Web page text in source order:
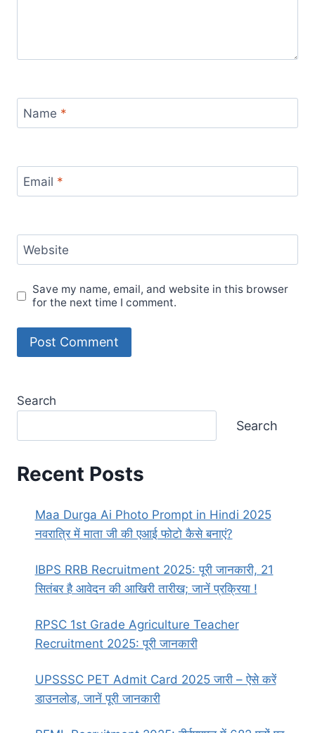
Name *
Email *
Website
Save my name, email, and website in this browser
for the next time I comment.
Search
Search
Recent Posts
Maa Durga Ai Photo Prompt in Hindi 2025
नवरात्रि में माता जी की एआई फोटो कैसे बनाएं?
IBPS RRB Recruitment 2025: पूरी जानकारी, 21
सितंबर है आवेदन की आखिरी तारीख; जानें प्रक्रिया !
RPSC 1st Grade Agriculture Teacher
Recruitment 2025: पूरी जानकारी
UPSSSC PET Admit Card 2025 जारी – ऐसे करें
डाउनलोड, जानें पूरी जानकारी